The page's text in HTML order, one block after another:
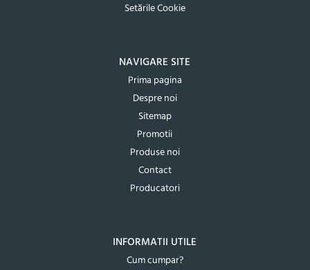
Setările Cookie
NAVIGARE SITE
Prima pagina
Despre noi
Sitemap
Promotii
Produse noi
Contact
Producatori
INFORMATII UTILE
Cum cumpar?